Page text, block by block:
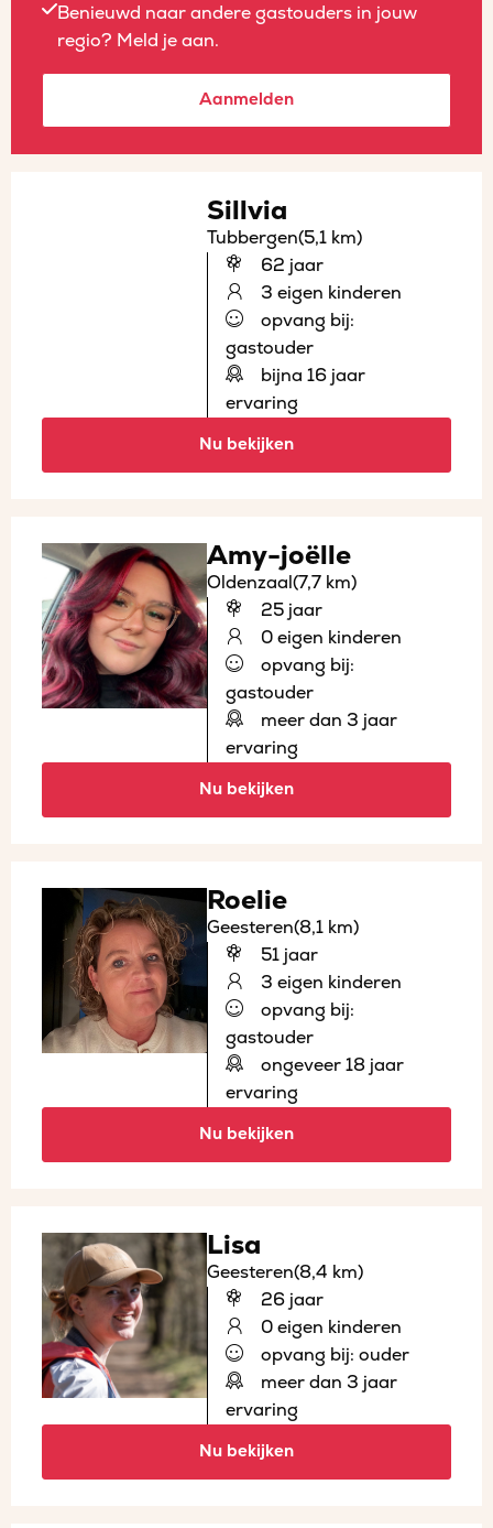
Benieuwd naar andere gastouders in jouw
regio? Meld je aan.
Aanmelden
Sillvia
Tubbergen(5,1 km)
62 jaar
3 eigen kinderen
opvang bij:
gastouder
bijna 16 jaar
ervaring
Nu bekijken
Amy-joëlle
Oldenzaal(7,7 km)
25 jaar
0 eigen kinderen
opvang bij:
gastouder
meer dan 3 jaar
ervaring
Nu bekijken
Roelie
Geesteren(8,1 km)
51 jaar
3 eigen kinderen
opvang bij:
gastouder
ongeveer 18 jaar
ervaring
Nu bekijken
Lisa
Geesteren(8,4 km)
26 jaar
0 eigen kinderen
opvang bij: ouder
meer dan 3 jaar
ervaring
Nu bekijken